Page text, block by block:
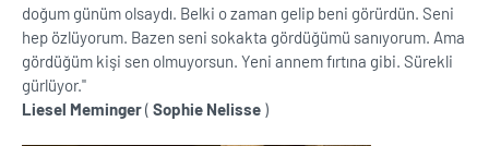
doğum günüm olsaydı. Belki o zaman gelip beni görürdün. Seni
hep özlüyorum. Bazen seni sokakta gördüğümü sanıyorum. Ama
gördüğüm kişi sen olmuyorsun. Yeni annem fırtına gibi. Sürekli
gürlüyor.''
Liesel Meminger( Sophie Nelisse )